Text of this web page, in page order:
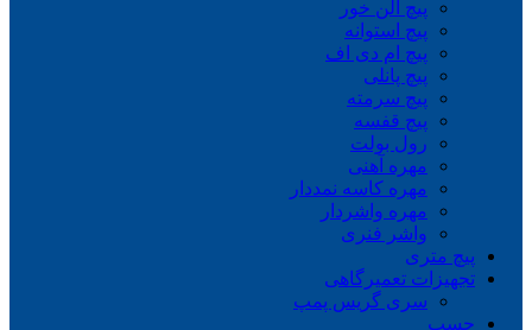
پیچ آلن خور
پیچ استوانه
پیچ ام دی اف
پیچ پانلی
پیچ سرمته
پیچ قفسه
رول بولت
مهره آهنی
مهره کاسه نمددار
مهره واشردار
واشر فنری
پیچ متری
تجهیزات تعمیرگاهی
سری گریس پمپ
چسب